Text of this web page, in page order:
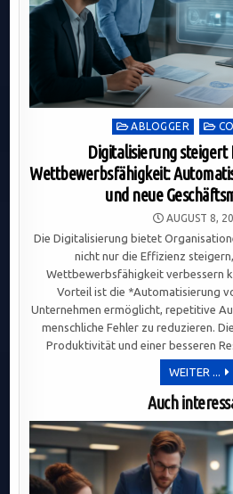
Posted
in
ABLOGGER
Digitalisierung steigert
Wettbewerbsfähigkeit:
und neue
AUGUST 8,
Die Digitalisierung bietet
nicht nur die Effizienz
Wettbewerbsfähigkeit verbessern
Vorteil ist die *Automatisierung
Unternehmen ermöglicht, repetitive
menschliche Fehler zu reduzieren.
Produktivität und einer besseren
WEITER ...
IM
Auch